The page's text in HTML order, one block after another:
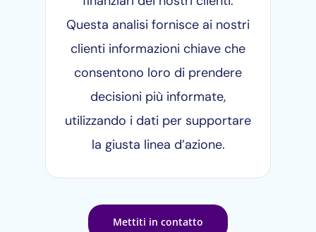
Questa analisi fornisce ai nostri
clienti informazioni chiave che
consentono loro di prendere
decisioni più informate,
utilizzando i dati per supportare
la giusta linea d’azione.
Mettiti in contatto